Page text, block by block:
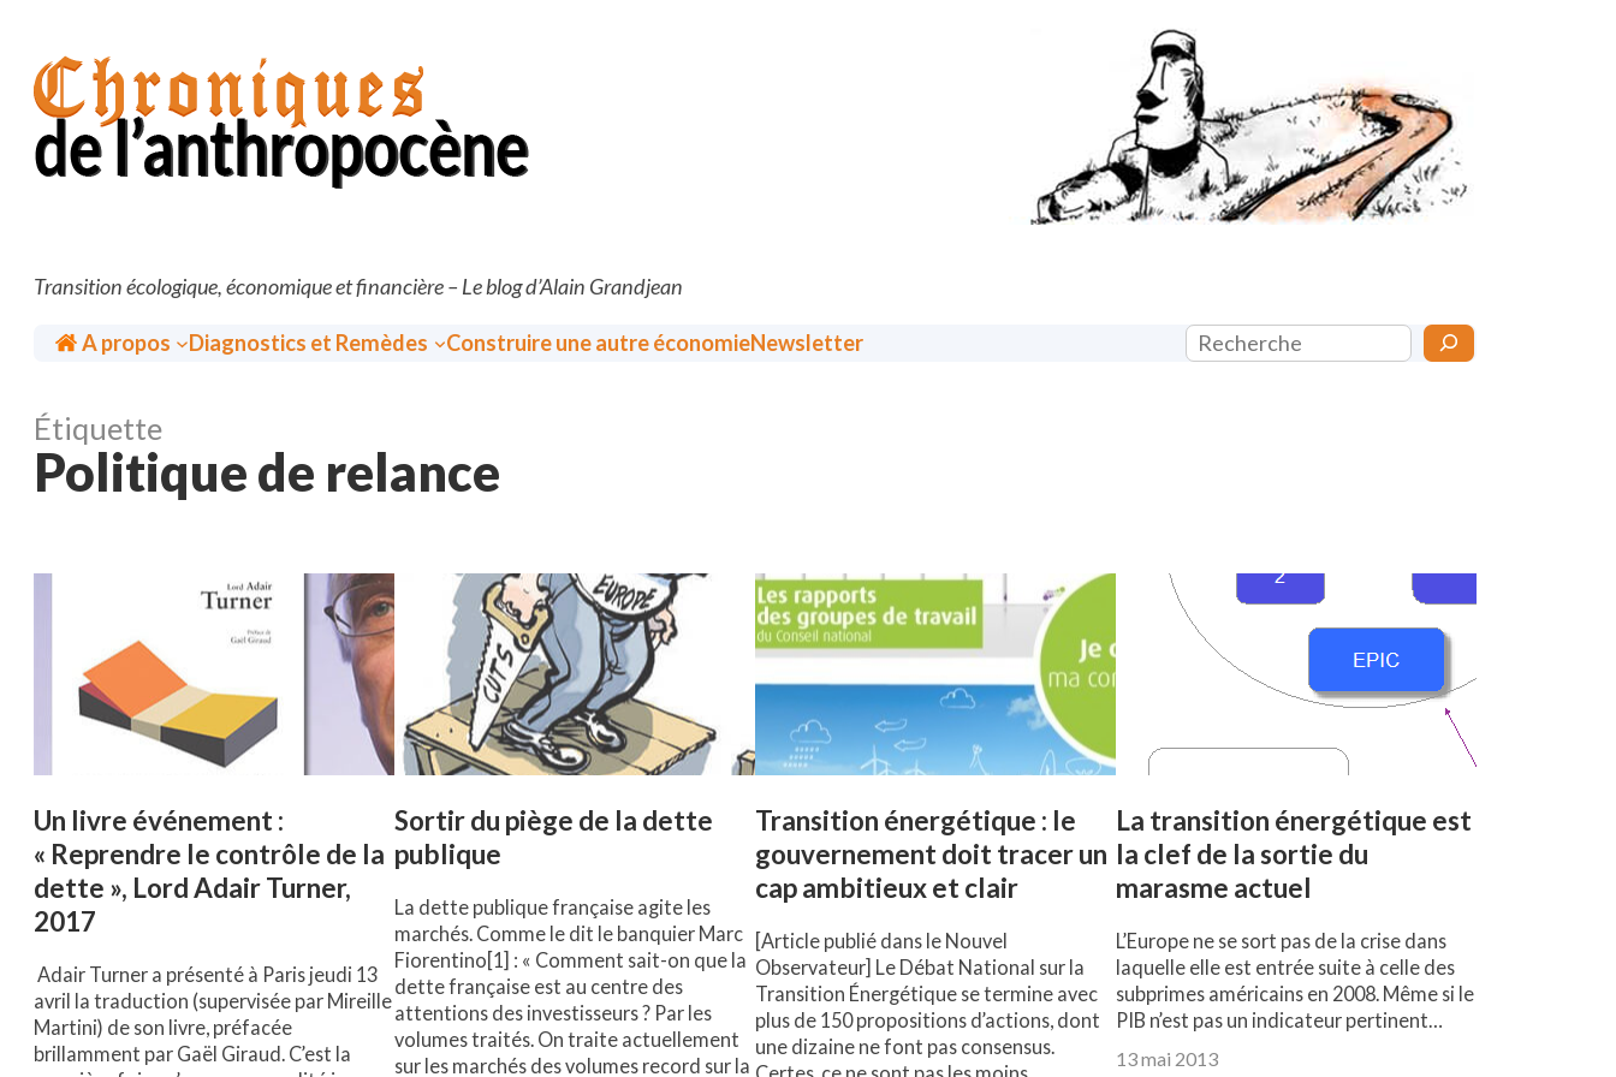
contenu
Transition écologique, économique et financière – Le blog d’Alain Grandjean
Accueil
A propos Diagnostics et Remèdes Construire une autre économieNewsletter Rechercher
Étiquette
Politique de relance
Un livre événement :
« Reprendre le contrôle de la
dette », Lord Adair Turner,
2017
Adair Turner a présenté à Paris jeudi 13
avril la traduction (supervisée par Mireille
Martini) de son livre, préfacée
brillamment par Gaël Giraud. C’est la
Sortir du piège de la dette
publique
La dette publique française agite les
marchés. Comme le dit le banquier Marc
Fiorentino[1] : « Comment sait-on que la
dette française est au centre des
attentions des investisseurs ? Par les
volumes traités. On traite actuellement
sur les marchés des volumes record sur la
Transition énergétique : le
gouvernement doit tracer un
cap ambitieux et clair
[Article publié dans le Nouvel
Observateur] Le Débat National sur la
Transition Énergétique se termine avec
plus de 150 propositions d’actions, dont
une dizaine ne font pas consensus.
La transition énergétique est
la clef de la sortie du
marasme actuel
L’Europe ne se sort pas de la crise dans
laquelle elle est entrée suite à celle des
subprimes américains en 2008. Même si le
PIB n’est pas un indicateur pertinent…
13 mai 2013